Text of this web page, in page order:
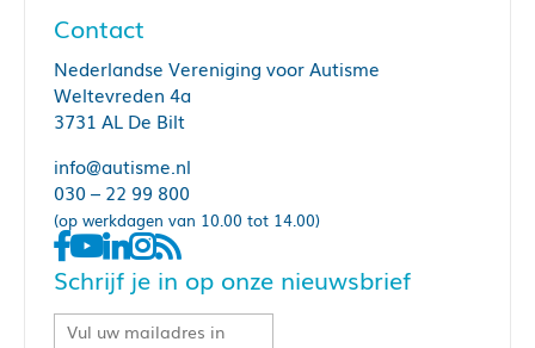
Contact
Nederlandse Vereniging voor Autisme
Weltevreden 4a
3731 AL De Bilt
info@autisme.nl
030 – 22 99 800
(op werkdagen van 10.00 tot 14.00)
Schrijf je in op onze nieuwsbrief